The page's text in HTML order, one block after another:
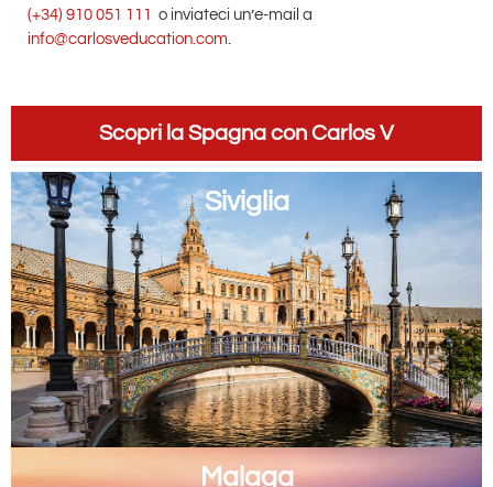
(+34) 910 051 111 o inviateci un’e-mail a
info@carlosveducation.com
Scopri la Spagna con Carlos V
Siviglia
Malaga